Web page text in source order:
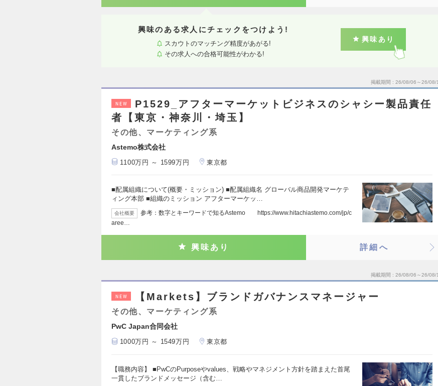
興味のある求人にチェックをつけよう!
スカウトのマッチング精度があがる!
その求人への合格可能性がわかる!
興味あり
掲載期間 26/08/06～26/08/
NEW
P1529_アフターマーケットビジネスのシャシー製品責任
者【東京・神奈川・埼玉】
その他、マーケティング系
Astemo株式会社
1100万円 ～ 1599万円 東京都
■配属組織について(概要・ミッション) ■配属組織名 グローバル商品開発マーケテ
ィング本部 ■組織のミッション アフターマーケッ…
会社概要
参考：数字とキーワードで知るAstemo https://www.hitachiastemo.com/jp/c
aree…
興味あり 詳細へ
掲載期間 26/08/06～26/08/
NEW 【Markets】ブランドガバナンスマネージャー
その他、マーケティング系
PwC Japan合同会社
1000万円 ～ 1549万円 東京都
【職務内容】 ■PwCのPurposeやvalues、戦略やマネジメント方針を踏まえた首尾
一貫したブランドメッセージ（含む…